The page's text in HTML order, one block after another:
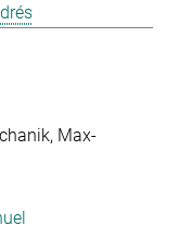
Max-